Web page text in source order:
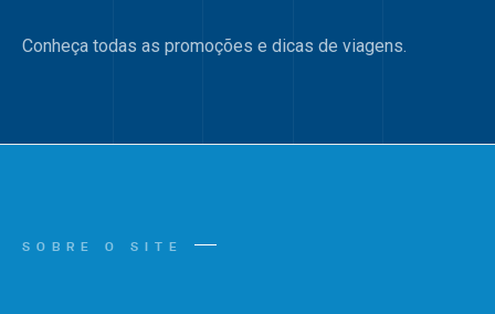
Conheça todas as promoções e dicas de viagens.
SOBRE O SITE